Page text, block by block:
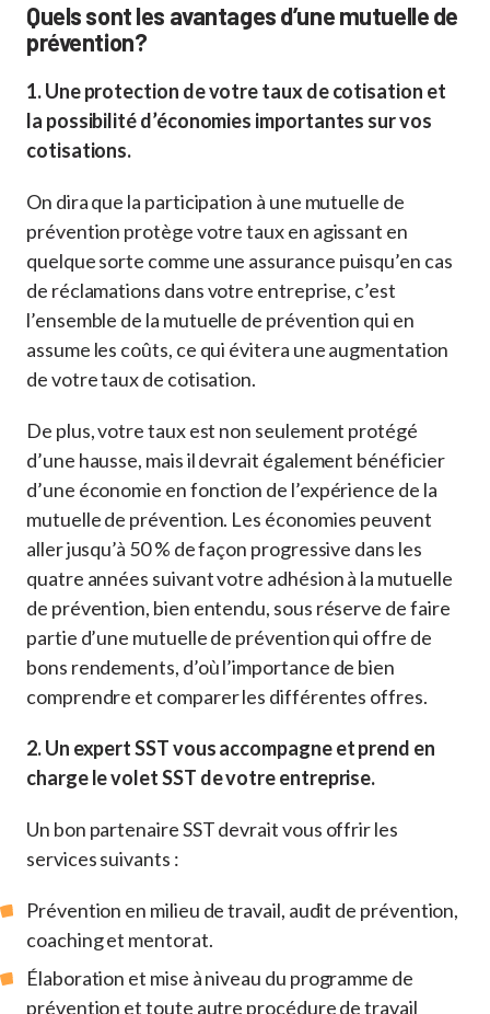
Quels sont les avantages d’une mutuelle de
prévention?
1. Une protection de votre taux de cotisation et
la possibilité d’économies importantes sur vos
cotisations.
On dira que la participation à une mutuelle de
prévention protège votre taux en agissant en
quelque sorte comme une assurance puisqu’en cas
de réclamations dans votre entreprise, c’est
l’ensemble de la mutuelle de prévention qui en
assume les coûts, ce qui évitera une augmentation
de votre taux de cotisation.
De plus, votre taux est non seulement protégé
d’une hausse, mais il devrait également bénéficier
d’une économie en fonction de l’expérience de la
mutuelle de prévention. Les économies peuvent
aller jusqu’à 50 % de façon progressive dans les
quatre années suivant votre adhésion à la mutuelle
de prévention, bien entendu, sous réserve de faire
partie d’une mutuelle de prévention qui offre de
bons rendements, d’où l’importance de bien
comprendre et comparer les différentes offres.
2. Un expert SST vous accompagne et prend en
charge le volet SST de votre entreprise.
Un bon partenaire SST devrait vous offrir les
services suivants :
Prévention en milieu de travail, audit de prévention,
coaching et mentorat.
Élaboration et mise à niveau du programme de
prévention et toute autre procédure de travail